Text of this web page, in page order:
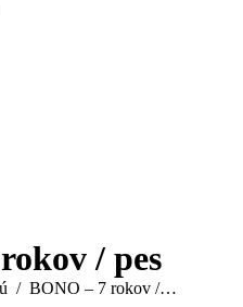
/ pes
BONO – 7 rokov /…